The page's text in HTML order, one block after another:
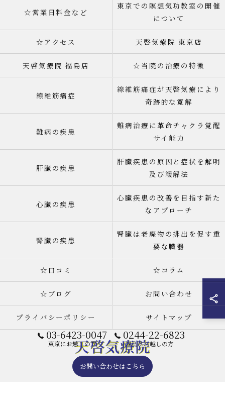
03-6423-0047
東京にお越しの方
0244-22-6823
福島にお越しの方
お問い合わせはこちら
☆営業日料金など
東京での瞑想気功教室の開催
について
☆アクセス 天啓気療院 東京店
天啓気療院 福島店 ☆当院の治療の特徴
線維筋痛症
線維筋痛症が天啓気療により
奇跡的な寛解
難病の疾患
難病治療に革命チャクラ覚醒
サイ能力
肝臓の疾患
肝臓疾患の原因と症状を解明
及び緩解法
心臓の疾患
心臓疾患の改善を目指す新た
なアプローチ
腎臓の疾患
腎臓は老廃物の排出を促す重
要な臓器
☆口コミ ☆コラム
☆ブログ お問い合わせ
プライバシーポリシー サイトマップ
© 2026 天啓気療院(天啓気功療法治療院) 東京店 ALL RIGHTS RESERVED.